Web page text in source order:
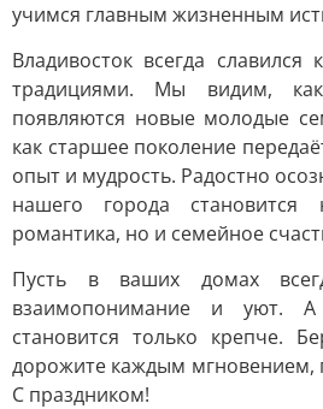
учимся главным жизненным
Владивосток всегда
традициями. Мы видим,
появляются новые молодые
как старшее поколение
опыт и мудрость. Радостно
нашего города становится
романтика, но и семейное
Пусть в ваших домах
взаимопонимание и уют.
становится только крепче.
дорожите каждым мгновением,
С праздником!